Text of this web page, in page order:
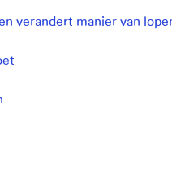
verandert manier van